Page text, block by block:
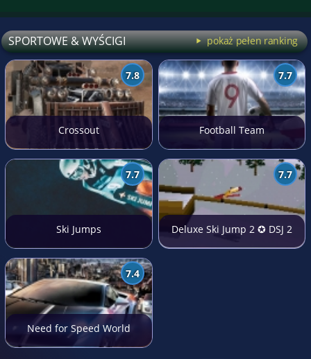
SPORTOWE & WYŚCIGI pokaż pełen ranking
7.8
Crossout
7.7
Football Team
7.7
Ski Jumps
7.7
Deluxe Ski Jump 2 ✪ DSJ 2
7.4
Need for Speed World